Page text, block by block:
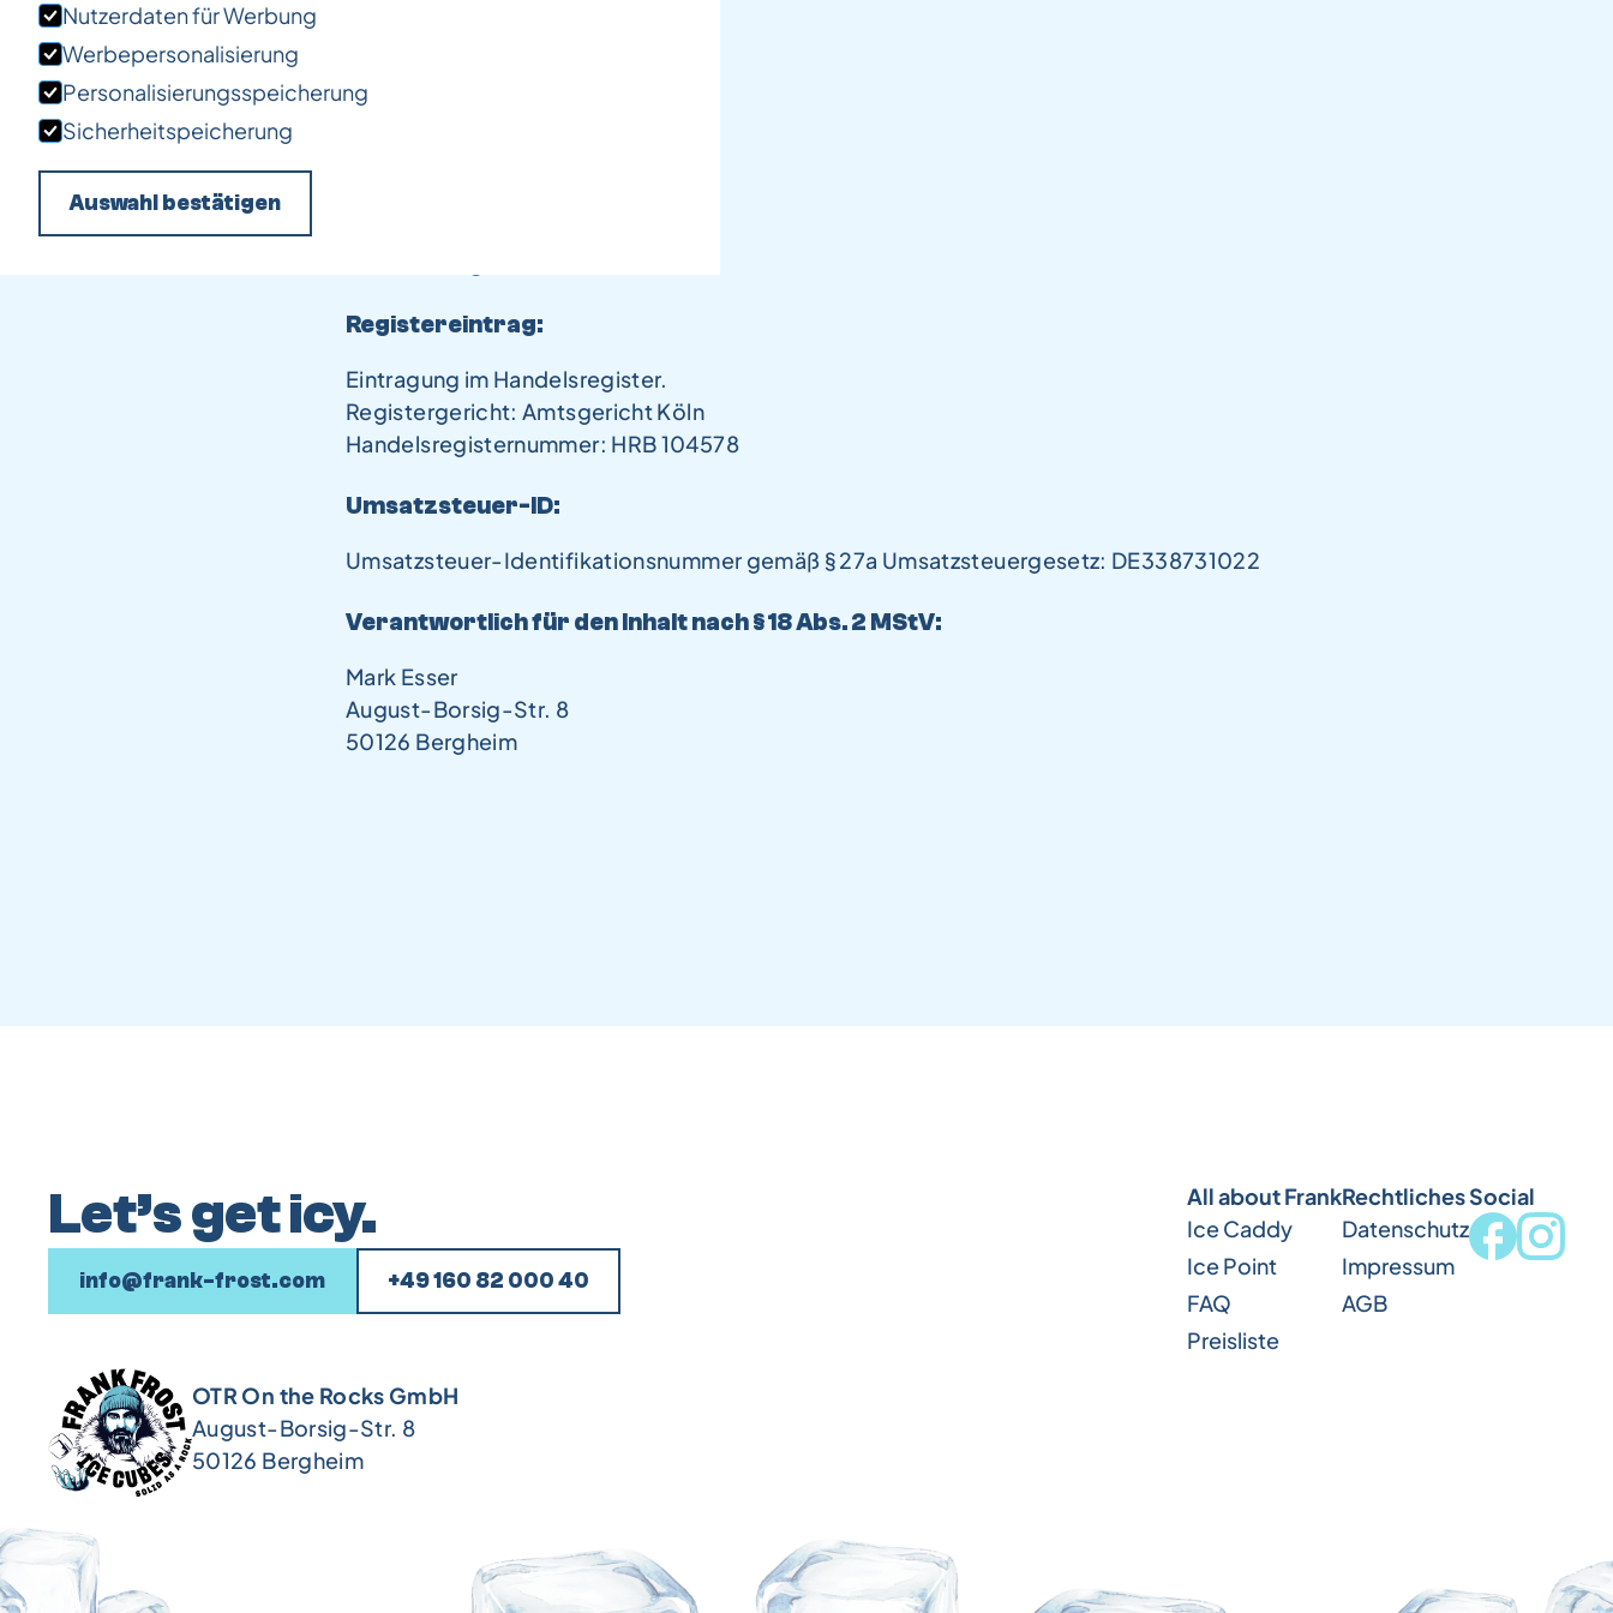
Nutzerdaten für Werbung
Werbepersonalisierung
Personalisierungsspeicherung
Sicherheitspeicherung
Auswahl bestätigen
Jens Krüger, Martin Houbé
Registereintrag:
Eintragung im Handelsregister.
Registergericht: Amtsgericht Köln
Handelsregisternummer: HRB 104578
Umsatzsteuer-ID:
Umsatzsteuer-Identifikationsnummer gemäß § 27a Umsatzsteuergesetz: DE338731022
Verantwortlich für den Inhalt nach § 18 Abs. 2 MStV:
Mark Esser
August-Borsig-Str. 8
50126 Bergheim
Let’s get icy.
info@frank-frost.com +49 160 82 000 40
All about Frank
Ice Caddy
Ice Point
FAQ
Preisliste
Rechtliches
Datenschutz
Impressum
AGB
Social
OTR On the Rocks GmbH
August-Borsig-Str. 8
50126 Bergheim